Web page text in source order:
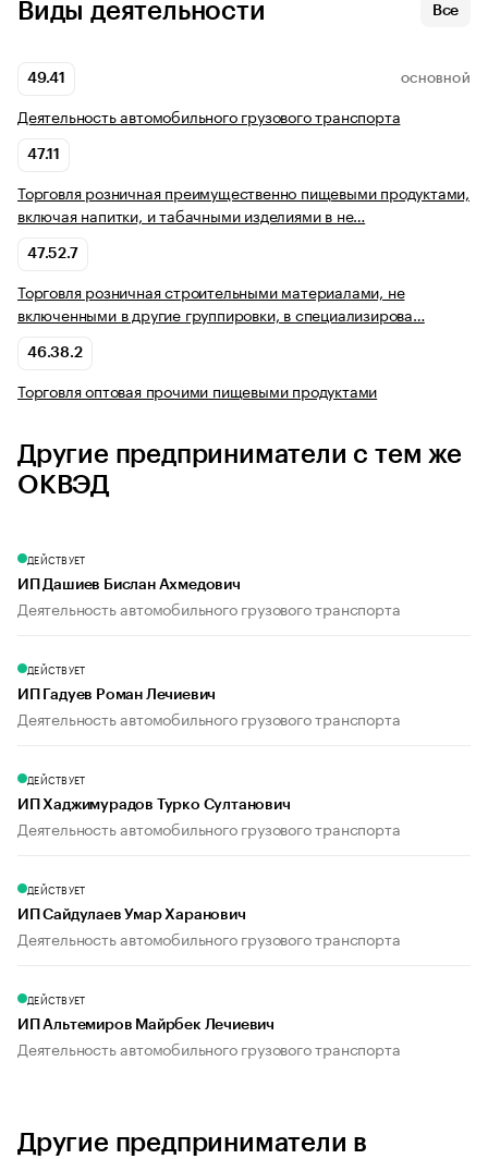
Виды деятельности Все
49.41 ОСНОВНОЙ
Деятельность автомобильного грузового транспорта
47.11
Торговля розничная преимущественно пищевыми продуктами,
включая напитки, и табачными изделиями в не…
47.52.7
Торговля розничная строительными материалами, не
включенными в другие группировки, в специализирова…
46.38.2
Торговля оптовая прочими пищевыми продуктами
Другие предприниматели с тем же
ОКВЭД
ДЕЙСТВУЕТ
ИП Дашиев Бислан Ахмедович
Деятельность автомобильного грузового транспорта
ДЕЙСТВУЕТ
ИП Гадуев Роман Лечиевич
Деятельность автомобильного грузового транспорта
ДЕЙСТВУЕТ
ИП Хаджимурадов Турко Султанович
Деятельность автомобильного грузового транспорта
ДЕЙСТВУЕТ
ИП Сайдулаев Умар Харанович
Деятельность автомобильного грузового транспорта
ДЕЙСТВУЕТ
ИП Альтемиров Майрбек Лечиевич
Деятельность автомобильного грузового транспорта
Другие предприниматели в